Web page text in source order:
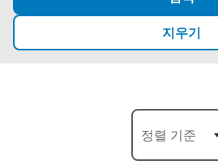
지우기
정렬 기준